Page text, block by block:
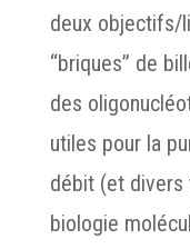
deux objectifs/
“briques” de
des
utiles pour la
débit (et divers
biologie